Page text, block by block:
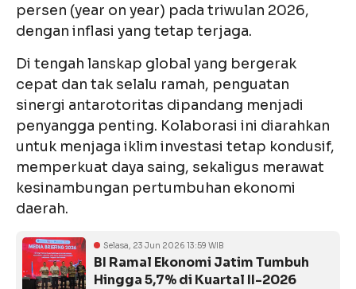
persen (year on year) pada triwulan 2026,
dengan inflasi yang tetap terjaga.
Di tengah lanskap global yang bergerak
cepat dan tak selalu ramah, penguatan
sinergi antarotoritas dipandang menjadi
penyangga penting. Kolaborasi ini diarahkan
untuk menjaga iklim investasi tetap kondusif,
memperkuat daya saing, sekaligus merawat
kesinambungan pertumbuhan ekonomi
daerah.
Selasa, 23 Jun 2026 13:59 WIB
BI Ramal Ekonomi Jatim Tumbuh
Hingga 5,7% di Kuartal II-2026